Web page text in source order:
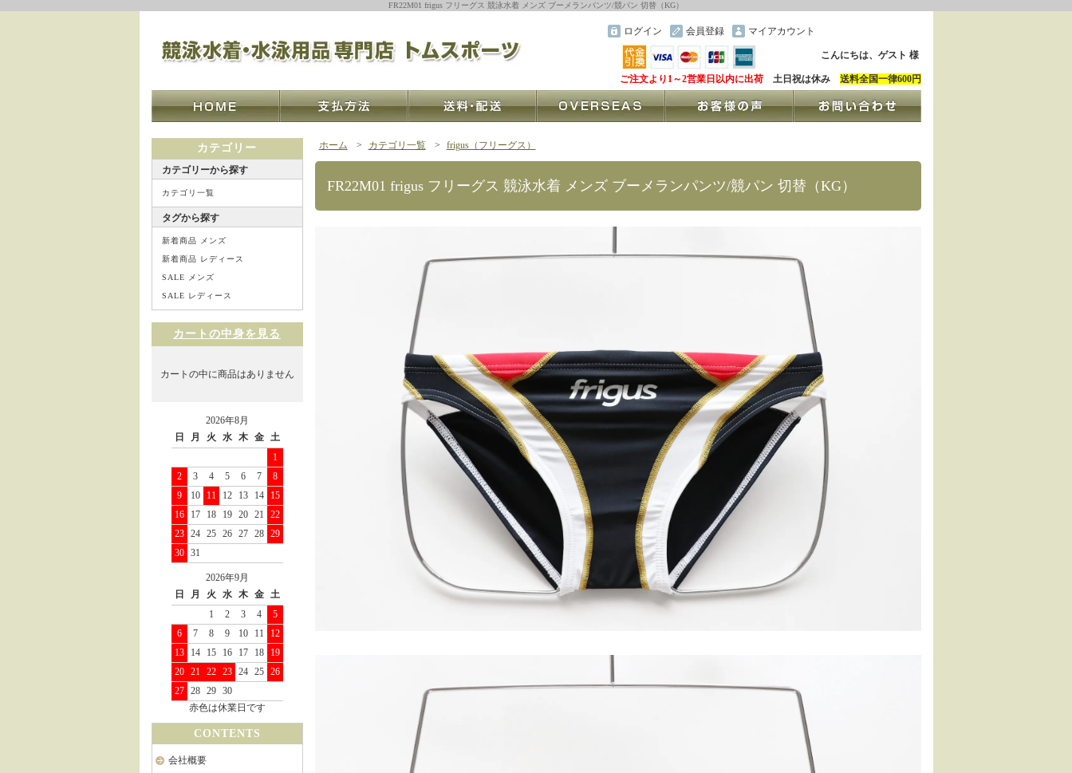
FR22M01 frigus フリーグス 競泳水着 メンズ ブーメランパンツ/競パン 切替（KG）
マイアカウント
会員登録
ログイン
こんにちは、ゲスト 様
ご注文より1～2営業日以内に出荷土日祝は休み 送料全国一律600円
カテゴリー
カテゴリーから探す
カテゴリ一覧
タグから探す
新着商品 メンズ
新着商品 レディース
SALE メンズ
SALE レディース
カートの中身を見る
カートの中に商品はありません
2026年8月
日
月 火 水 木 金
土
1
2
3 4 5 6 7
8
9
10 11 12 13 14
15
16
17 18 19 20 21
22
23
24 25 26 27 28
29
30
31
2026年9月
日
月 火 水 木 金
土
1
2 3 4
5
6
7 8 9 10 11
12
13
14 15 16 17 18
19
20
21 22 23 24 25
26
27
28 29
30
赤色は休業日です
CONTENTS
会社概要
ホーム > カテゴリ一覧 > frigus（フリーグス）
FR22M01 frigus フリーグス 競泳水着 メンズ ブーメランパンツ/競パン 切替（KG）